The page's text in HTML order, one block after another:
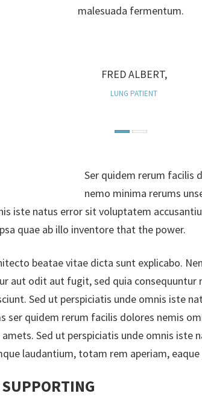
malesuada fermentum.
FRED ALBERT,
LUNG PATIENT
FRED ALBERT,
HEART PATIENT
Ser quidem rerum facilis
nemo minima rerums
iste natus error sit voluptatem
quae ab illo inventore that the power.
beatae vitae dicta sunt explicabo.
aut odit aut fugit, sed quia consequuntur
Sed ut perspiciatis unde omnis iste
ser quidem rerum facilis dolores nemis
amets. Sed ut perspiciatis unde omnis iste
laudantium, totam rem aperiam,